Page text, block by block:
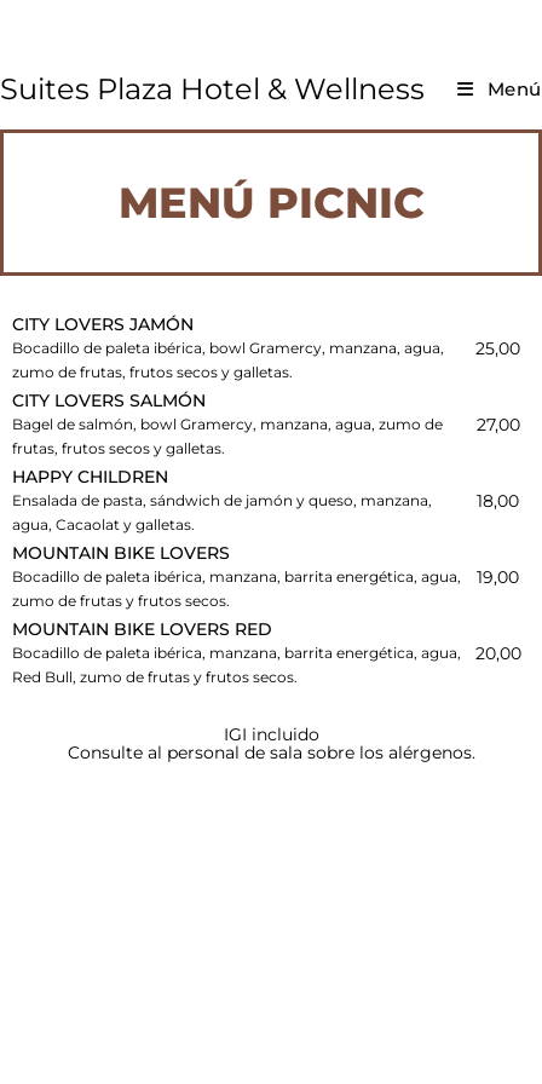
Suites Plaza Hotel & Wellness Menú
MENÚ PICNIC
CITY LOVERS JAMÓN
Bocadillo de paleta ibérica, bowl Gramercy, manzana, agua,
zumo de frutas, frutos secos y galletas.
25,00
CITY LOVERS SALMÓN
Bagel de salmón, bowl Gramercy, manzana, agua, zumo de
frutas, frutos secos y galletas.
27,00
HAPPY CHILDREN
Ensalada de pasta, sándwich de jamón y queso, manzana,
agua, Cacaolat y galletas.
18,00
MOUNTAIN BIKE LOVERS
Bocadillo de paleta ibérica, manzana, barrita energética, agua,
zumo de frutas y frutos secos.
19,00
MOUNTAIN BIKE LOVERS RED
Bocadillo de paleta ibérica, manzana, barrita energética, agua,
Red Bull, zumo de frutas y frutos secos.
20,00
IGI incluido
Consulte al personal de sala sobre los alérgenos.